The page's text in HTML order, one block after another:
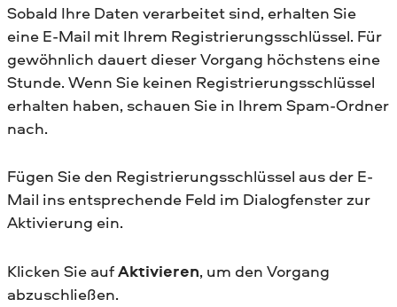
Sobald Ihre Daten verarbeitet sind, erhalten Sie
eine E-Mail mit Ihrem Registrierungsschlüssel. Für
gewöhnlich dauert dieser Vorgang höchstens eine
Stunde. Wenn Sie keinen Registrierungsschlüssel
erhalten haben, schauen Sie in Ihrem Spam-Ordner
nach.
Fügen Sie den Registrierungsschlüssel aus der E-
Mail ins entsprechende Feld im Dialogfenster zur
Aktivierung ein.
Klicken Sie aufAktivieren, um den Vorgang
abzuschließen.